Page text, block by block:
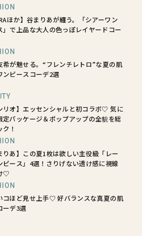
ほか】谷まりあが纏う。「シアーワン
」で上品な大人の色っぽレイヤードコー
希が魅せる。“フレンチレトロ”な夏の肌
ンピースコーデ2選
リオ】エッセンシャルと初コラボ♡ 気に
定パッケージ＆ポップアップの全貌を総
！
りあ】この夏1枚は欲しい主役級「レー
ピース」4選！さりげない透け感に視線
♡
コほど見せ上手♡ 好バランスな真夏の肌
ーデ3選